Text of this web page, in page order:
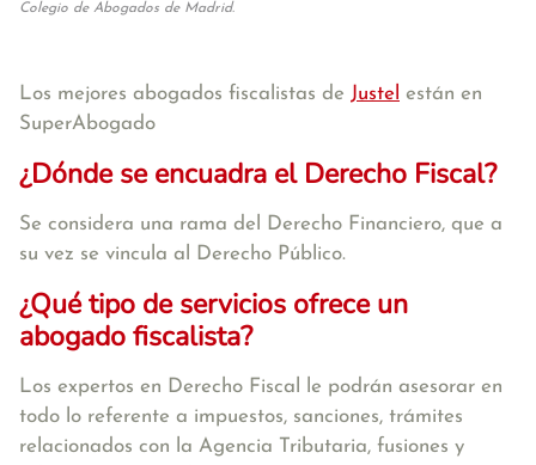
Colegio de Abogados de Madrid.
Los mejores abogados fiscalistas de Justel están en
SuperAbogado
¿Dónde se encuadra el Derecho Fiscal?
Se considera una rama del Derecho Financiero, que a
su vez se vincula al Derecho Público.
¿Qué tipo de servicios ofrece un
abogado fiscalista?
Los expertos en Derecho Fiscal le podrán asesorar en
todo lo referente a impuestos, sanciones, trámites
relacionados con la Agencia Tributaria, fusiones y